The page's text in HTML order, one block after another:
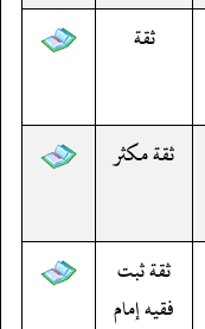
ثقة
ثقة مكثر
ثقة ثبت
فقيه إمام